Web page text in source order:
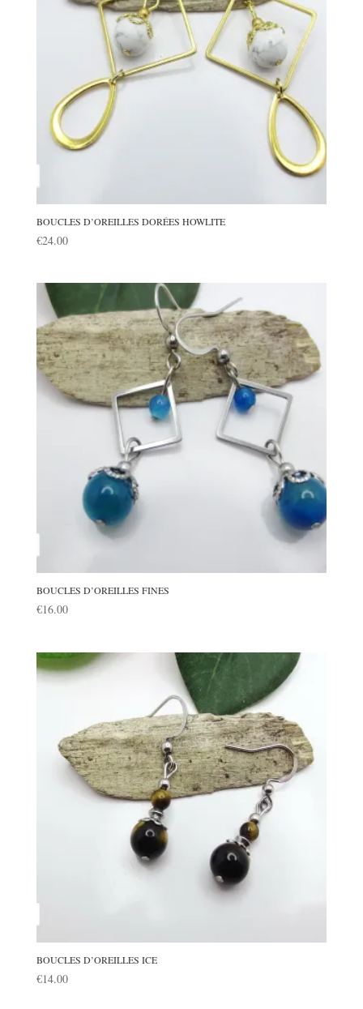
BOUCLES D’OREILLES DORÉES HOWLITE
€24.00
BOUCLES D’OREILLES FINES
€16.00
BOUCLES D’OREILLES ICE
€14.00